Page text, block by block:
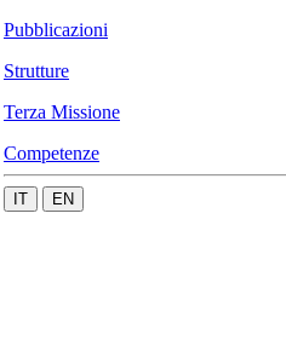
Pubblicazioni
Strutture
Terza Missione
Competenze
IT EN